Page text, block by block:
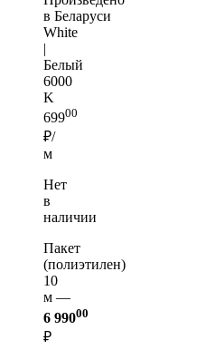
в Беларуси
White
|
Белый
6000
K
69900
₽/
м
Нет
в
наличии
Пакет
(полиэтилен)
10
м —
6 99000
₽